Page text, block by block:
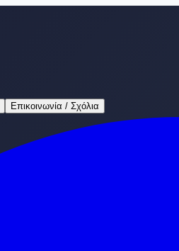
Επικοινωνία / Σχόλια